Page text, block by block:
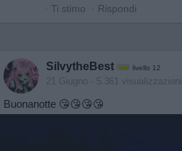
· Ti stimo · Rispondi
SilvytheBest livello 12
21 Giugno - 5.361 visualizzazioni
Buonanotte 😘😘😘😘